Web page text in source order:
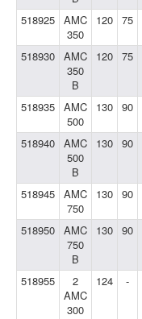
518925 AMC
350
120 75
518930 AMC
350
B
120 75
518935 AMC
500
130 90
518940 AMC
500
B
130 90
518945 AMC
750
130 90
518950 AMC
750
B
130 90
518955
2
AMC
300
124 -